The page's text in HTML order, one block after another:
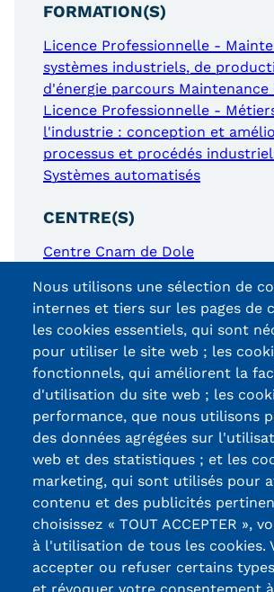
Mobilité internationale
Erasmus
Règlement intérieur
Infos élèves
Modalités d'inscription
Tarifs
Modalités de
Infos entreprises
Former ses salariés
Accueillir un alternant ?
Taxe d'apprentissage
Infos enseignants
Être enseignant au
Infos partenaires
Liste des partenaires
FORMATION(S)
Licence Professionnelle -
systèmes industriels, de
d'énergie parcours
Licence Professionnelle -
l'industrie : conception et
processus et procédés
Systèmes automatisés
CENTRE(S)
Centre Cnam de Dole
13, Rue Ernest
Thierry-Mieg
90010 BELFORT
Cedex
Nous utilisons une sélection de
internes et tiers sur les pages de
les cookies essentiels, qui sont
pour utiliser le site web ; les
fonctionnels, qui améliorent la
d'utilisation du site web ; les
performance, que nous utilisons
des données agrégées sur
web et des statistiques ; et les
marketing, qui sont utilisés pour
contenu et des publicités
choisissez « TOUT ACCEPTER »,
à l'utilisation de tous les cookies.
accepter ou refuser certains